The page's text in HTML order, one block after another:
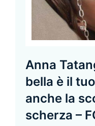
Anna
bella è il
anche la
scherza –